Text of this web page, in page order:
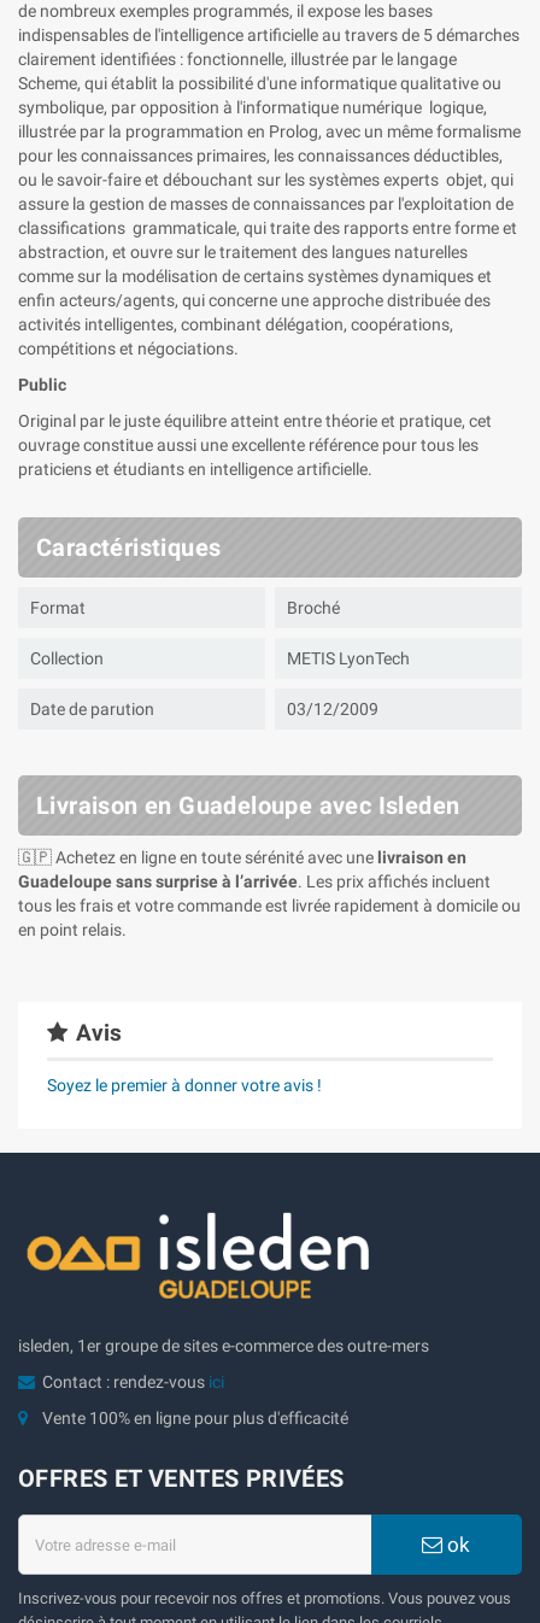
de nombreux exemples programmés, il expose les bases
indispensables de l'intelligence artificielle au travers de 5 démarches
clairement identifiées : fonctionnelle, illustrée par le langage
Scheme, qui établit la possibilité d'une informatique qualitative ou
symbolique, par opposition à l'informatique numérique logique,
illustrée par la programmation en Prolog, avec un même formalisme
pour les connaissances primaires, les connaissances déductibles,
ou le savoir-faire et débouchant sur les systèmes experts objet, qui
assure la gestion de masses de connaissances par l'exploitation de
classifications grammaticale, qui traite des rapports entre forme et
abstraction, et ouvre sur le traitement des langues naturelles
comme sur la modélisation de certains systèmes dynamiques et
enfin acteurs/agents, qui concerne une approche distribuée des
activités intelligentes, combinant délégation, coopérations,
compétitions et négociations.
Public
Original par le juste équilibre atteint entre théorie et pratique, cet
ouvrage constitue aussi une excellente référence pour tous les
praticiens et étudiants en intelligence artificielle.
Caractéristiques
Format Broché
Collection METIS LyonTech
Date de parution 03/12/2009
Livraison en Guadeloupe avec Isleden
🇬🇵 Achetez en ligne en toute sérénité avec une livraison en
Guadeloupe sans surprise à l’arrivée. Les prix affichés incluent
tous les frais et votre commande est livrée rapidement à domicile ou
en point relais.
Avis
Soyez le premier à donner votre avis !
isleden, 1er groupe de sites e-commerce des outre-mers
Contact : rendez-vous ici
Vente 100% en ligne pour plus d'efficacité
OFFRES ET VENTES PRIVÉES
ok
Inscrivez-vous pour recevoir nos offres et promotions. Vous pouvez vous